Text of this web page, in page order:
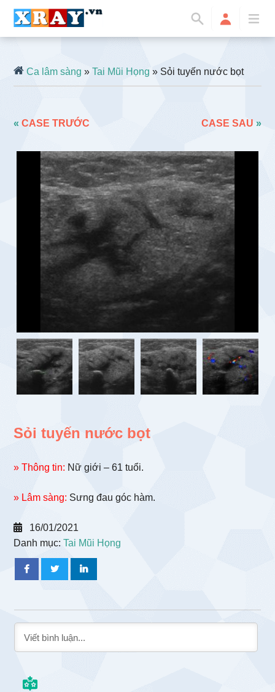
Ca lâm sàng »Tai Mũi Họng » Sỏi tuyến nước bọt
«CASE TRƯỚC CASE SAU »
Sỏi tuyến nước bọt
» Thông tin: Nữ giới – 61 tuổi.
» Lâm sàng: Sưng đau góc hàm.
16/01/2021
Danh mục:Tai Mũi Họng